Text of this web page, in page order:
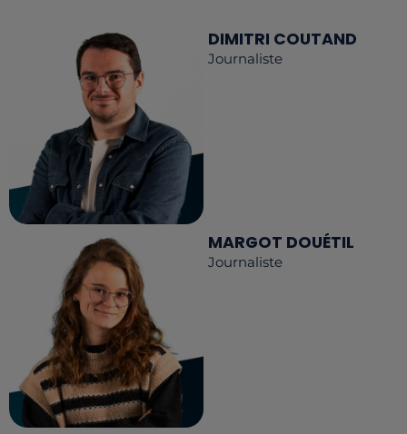
DIMITRI COUTAND
Journaliste
MARGOT DOUÉTIL
Journaliste